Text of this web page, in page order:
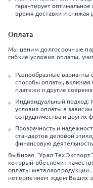
гарантирует
время доставки и снижая
Оплата
Мы ценим долгосрочные
гибкие условия оплаты,
Разнообразные
способы оплаты, включая
платежи и другие
Индивидуальный подход:
условия оплаты в
сотрудничества и других
Прозрачность и
стандартов деловой
финансовую
Выбирая "Урал Тех
который обеспечит
оплаты металлопродукции.
нетерпением ждем Ваших